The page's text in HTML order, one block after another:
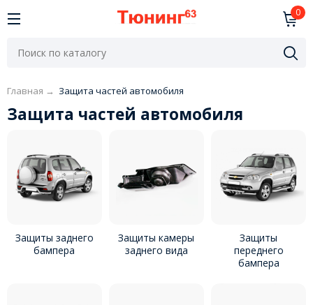
0
Главная → Защита частей автомобиля
Защита частей автомобиля
Защиты заднего
бампера
Защиты камеры
заднего вида
Защиты
переднего
бампера